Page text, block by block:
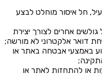
חל איסור מוחלט לבצע
גולשים אחרים לצורך יצירת
דואר אלקטרוני לא מורשה;
באמצעי אבטחה באתר או
או להתחזות לאתר או